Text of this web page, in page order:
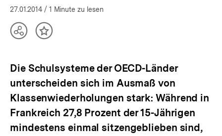
27.01.2014 / 1 Minute zu lesen
TeilenInhalt
Die Schulsysteme der OECD-Länder
unterscheiden sich im Ausmaß von
Klassenwiederholungen stark: Während in
Frankreich 27,8 Prozent der 15-Jährigen
mindestens einmal sitzengeblieben sind,